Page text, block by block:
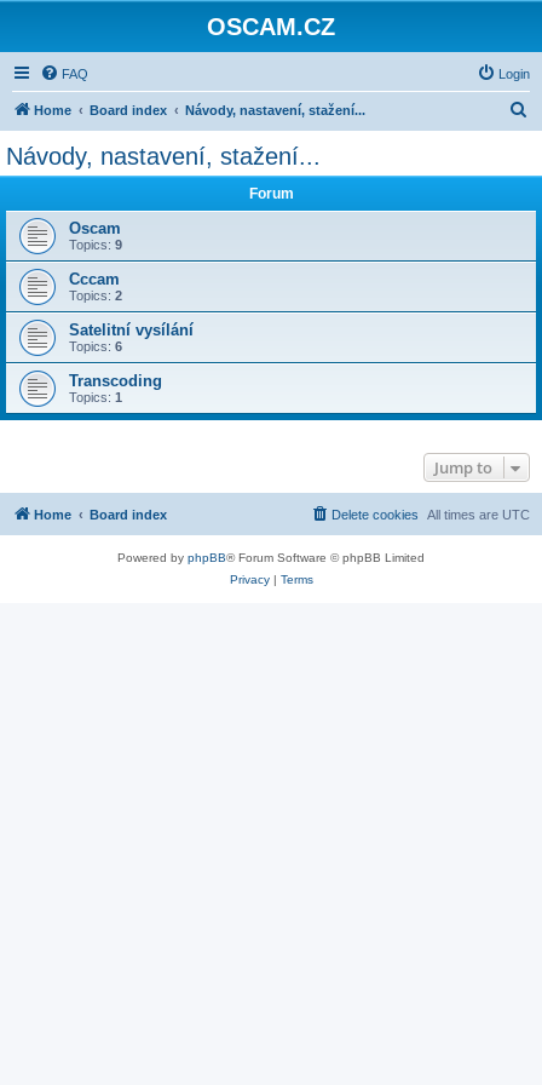
OSCAM.CZ
FAQ Login
Home Board index Návody, nastavení, stažení...
Návody, nastavení, stažení...
Forum
Oscam
Topics: 9
Cccam
Topics: 2
Satelitní vysílání
Topics: 6
Transcoding
Topics: 1
Jump to
Home Board index All times are UTC
Delete cookies
Powered by phpBB® Forum Software © phpBB Limited
Privacy| Terms